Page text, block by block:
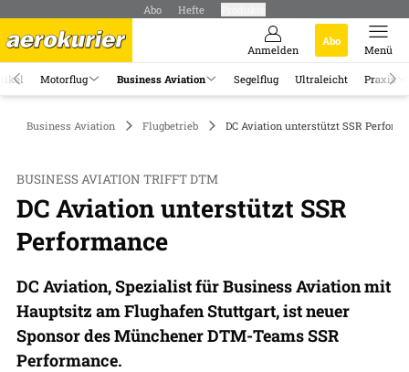
Abo Hefte
Anmelden
Abo
Menü
Motorflug Business Aviation Segelflug Ultraleicht Praxis
Business Aviation Flugbetrieb DC Aviation unterstützt SSR
BUSINESS AVIATION TRIFFT DTM
DC Aviation unterstützt SSR
Performance
DC Aviation, Spezialist für Business Aviation mit
Hauptsitz am Flughafen Stuttgart, ist neuer
Sponsor des Münchener DTM-Teams SSR
Performance.